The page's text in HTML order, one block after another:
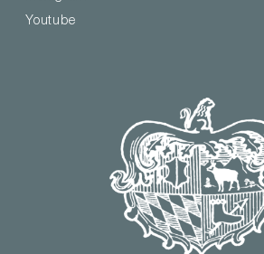
Youtube